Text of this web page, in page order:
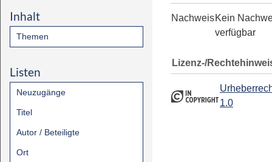
Inhalt
Themen
Listen
Neuzugänge
Titel
Autor / Beteiligte
Ort
NachweisKein
verfügbar
Lizenz-/
1.0